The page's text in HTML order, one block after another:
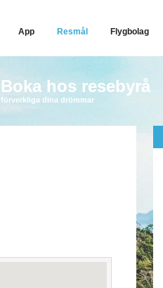
App Resmål Flygbolag
Boka hos resebyrå
förverkliga dina drömmar